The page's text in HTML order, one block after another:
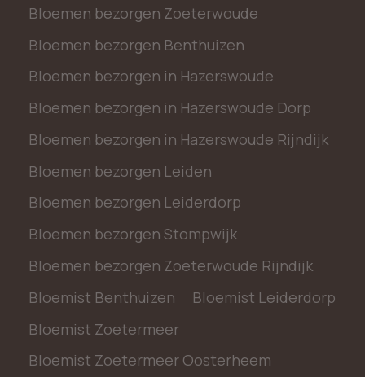
Bloemen bezorgen Zoeterwoude
Bloemen bezorgen Benthuizen
Bloemen bezorgen in Hazerswoude
Bloemen bezorgen in Hazerswoude Dorp
Bloemen bezorgen in Hazerswoude Rijndijk
Bloemen bezorgen Leiden
Bloemen bezorgen Leiderdorp
Bloemen bezorgen Stompwijk
Bloemen bezorgen Zoeterwoude Rijndijk
Bloemist Benthuizen
Bloemist Leiderdorp
Bloemist Zoetermeer
Bloemist Zoetermeer Oosterheem